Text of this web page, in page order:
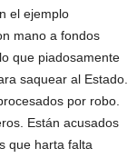
el ejemplo
mano a fondos
que piadosamente
saquear al Estado.
por robo.
Están acusados
que harta falta